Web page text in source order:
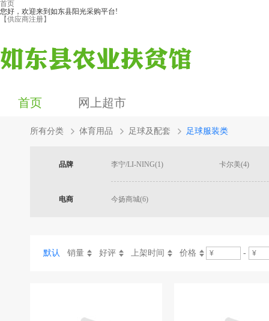
首页
您好，欢迎来到如东县阳光采购平台!
【供应商注册】
首页 网上超市
所有分类 体育用品 足球及配套 足球服装类
品牌 李宁/LI-NING(1) 卡尔美(4)
电商 今扬商城(6)
默认 销量 好评 上架时间 价格 -